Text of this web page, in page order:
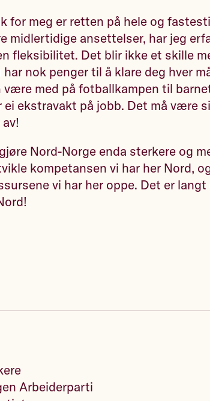
for meg er retten på hele og
midlertidige ansettelser, har jeg
fleksibilitet. Det blir ikke et skille
nok penger til å klare deg hver
være med på fotballkampen til
ei ekstravakt på jobb. Det må være
Nord-Norge enda sterkere og
kompetansen vi har her Nord,
vi har her oppe. Det er
Arbeiderparti